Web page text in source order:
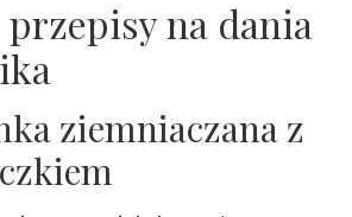
przepisy na dania
ziemniaczana z